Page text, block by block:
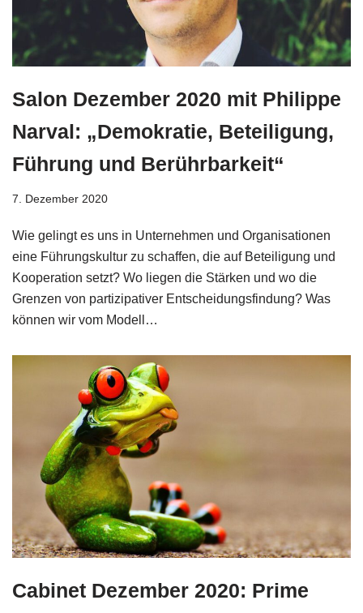
Salon Dezember 2020 mit Philippe
Narval: „Demokratie, Beteiligung,
Führung und Berührbarkeit“
7. Dezember 2020
Wie gelingt es uns in Unternehmen und Organisationen
eine Führungskultur zu schaffen, die auf Beteiligung und
Kooperation setzt? Wo liegen die Stärken und wo die
Grenzen von partizipativer Entscheidungsfindung? Was
können wir vom Modell…
Cabinet Dezember 2020: Prime